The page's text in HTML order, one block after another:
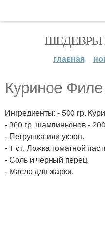
ШЕДЕВРЫ
главная
Куриное Филе
Ингредиенты: - 500 гр.
- 300 гр. шампиньонов -
- Петрушка или укроп.
- 1 ст. Ложка томатной
- Соль и черный перец.
- Масло для жарки.